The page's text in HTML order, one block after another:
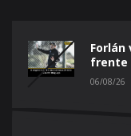
Forlán
frente
06/08/26